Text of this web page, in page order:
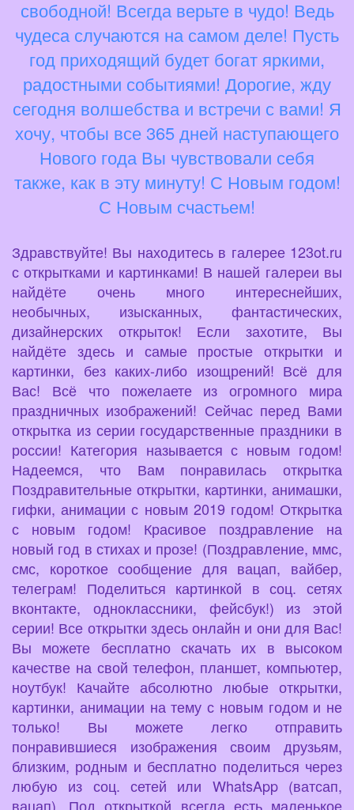
свободной! Всегда верьте в чудо! Ведь
чудеса случаются на самом деле! Пусть
год приходящий будет богат яркими,
радостными событиями! Дорогие, жду
сегодня волшебства и встречи с вами! Я
хочу, чтобы все 365 дней наступающего
Нового года Вы чувствовали себя
также, как в эту минуту! С Новым годом!
С Новым счастьем!
Здравствуйте! Вы находитесь в галерее 123ot.ru
с открытками и картинками! В нашей галереи вы
найдёте очень много интереснейших,
необычных, изысканных, фантастических,
дизайнерских открыток! Если захотите, Вы
найдёте здесь и самые простые открытки и
картинки, без каких-либо изощрений! Всё для
Вас! Всё что пожелаете из огромного мира
праздничных изображений! Сейчас перед Вами
открытка из серии государственные праздники в
россии! Категория называется с новым годом!
Надеемся, что Вам понравилась открытка
Поздравительные открытки, картинки, анимашки,
гифки, анимации с новым 2019 годом! Открытка
с новым годом! Красивое поздравление на
новый год в стихах и прозе! (Поздравление, ммс,
смс, короткое сообщение для вацап, вайбер,
телеграм! Поделиться картинкой в соц. сетях
вконтакте, одноклассники, фейсбук!) из этой
серии! Все открытки здесь онлайн и они для Вас!
Вы можете бесплатно скачать их в высоком
качестве на свой телефон, планшет, компьютер,
ноутбук! Качайте абсолютно любые открытки,
картинки, анимации на тему с новым годом и не
только! Вы можете легко отправить
понравившиеся изображения своим друзьям,
близким, родным и бесплатно поделиться через
любую из соц. сетей или WhatsApp (ватсап,
вацап). Под открыткой всегда есть маленькое